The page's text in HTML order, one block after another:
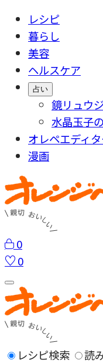
レシピ
暮らし
美容
ヘルスケア
占い
鏡リュウ
水晶玉子
オレペエディ
漫画
0
0
レシピ検索 読